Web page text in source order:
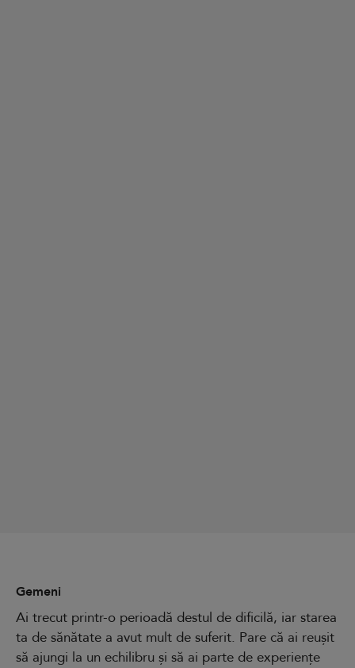
Gemeni
Ai trecut printr-o perioadă destul de dificilă, iar starea
ta de sănătate a avut mult de suferit. Pare că ai reușit
să ajungi la un echilibru și să ai parte de experiențe